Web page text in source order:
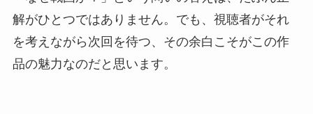
解がひとつではありません。でも、視聴者がそれ
を考えながら次回を待つ、その余白こそがこの作
品の魅力なのだと思います。